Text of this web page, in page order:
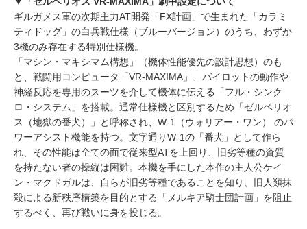
ギルガメス軍の次期主力AT開発「FX計画」で生まれた「カラミ
ティドッグ」の白兵戦仕様（ブルーバージョン）のうち、わずか
3機のみ存在する特別仕様機。
「マシン・マキシマム構想」（機体性能優先の設計思想）のも
と、戦闘用コンピュータ「VR-MAXIMA」、パイロットの動作や
神経反応を専用のスーツを介して機体に伝える「フル・シンク
ロ・システム」を搭載。通常仕様機と区別するため「ゼルベリオ
ス（地獄の番犬）」と呼称され、W-1（ウォリアー・ワン） のパ
ワーアシスト機能を持つ。文字通りW-1の「番犬」として作ら
れ、その性能は全ての面で従来型ATを上回り、旧劣等種の資質
を持たない者の操縦は困難。本機を手にした本作の主人公ケイ
ン・マクドガルは、自らが旧劣等種であることを知り、旧人類抹
殺による新秩序構築を目的とする「メルキア騎士団計画」を阻止
するべく、再び戦いに身を投じる。